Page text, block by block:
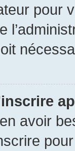
pour
avoir